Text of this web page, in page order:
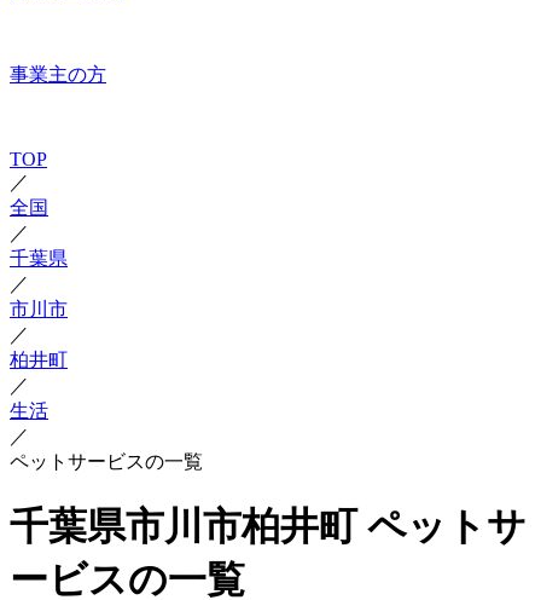
事業主の方
TOP
／
全国
／
千葉県
／
市川市
／
柏井町
／
生活
／
ペットサービスの一覧
千葉県市川市柏井町 ペットサ
ービスの一覧